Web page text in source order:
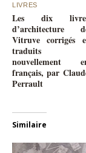
LIVRES
Les dix
d’architecture
Vitruve corrigés
traduits
nouvellement
français, par
Perrault
Similaire